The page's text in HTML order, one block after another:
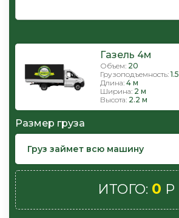
Газель 4м
Объем: 20
Грузоподъемность: 1.5
Длина: 4 м
Ширина: 2 м
Высота: 2.2 м
Размер груза
Груз займет всю машину
ИТОГО: 0 Р